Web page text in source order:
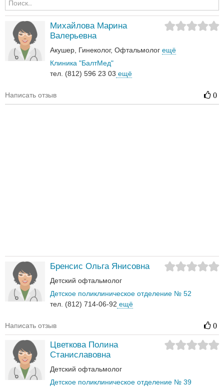
Михайлова Марина
Валерьевна
Акушер Гинеколог Офтальмолог ещё
Клиника "БалтМед"
тел. (812) 596 23 03 ещё
Написать отзыв 0
Бренсис Ольга Янисовна
Детский офтальмолог
Детское поликлиническое отделение № 52
тел. (812) 714-06-92 ещё
Написать отзыв 0
Цветкова Полина
Станиславовна
Детский офтальмолог
Детское поликлиническое отделение № 39